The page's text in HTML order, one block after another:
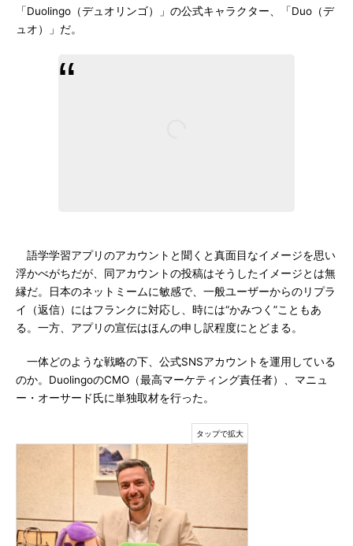
「Duolingo（デュオリンゴ）」の公式キャラクター、「Duo（デ
ュオ）」だ。
語学学習アプリのアカウントと聞くと真面目なイメージを思い
浮かべがちだが、同アカウントの投稿はそうしたイメージとは無
縁だ。日本のネットミームに敏感で、一般ユーザーからのリプラ
イ（返信）にはフランクに対応し、時には“かみつく”こともあ
る。一方、アプリの宣伝はほんの申し訳程度にとどまる。
一体どのような戦略の下、公式SNSアカウントを運用している
のか。DuolingoのCMO（最高マーケティング責任者）、マニュ
ー・オーサード氏に単独取材を行った。